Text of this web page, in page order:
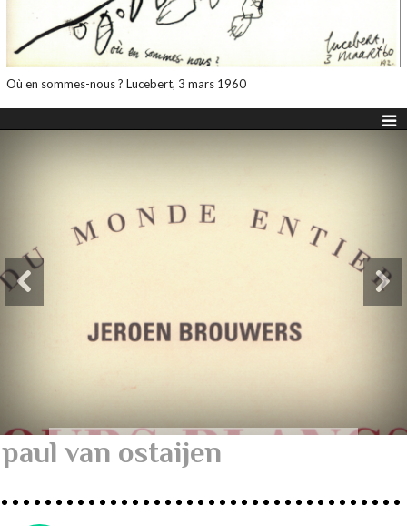
Où en sommes-nous ? Lucebert, 3 mars 1960
paul van ostaijen